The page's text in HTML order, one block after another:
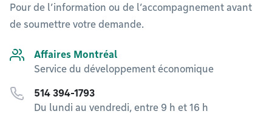
Pour de l’information ou de l’accompagnement avant
de soumettre votre demande.
Affaires Montréal
Service du développement économique
514 394-1793
Du lundi au vendredi, entre 9 h et 16 h